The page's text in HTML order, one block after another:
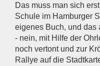
Das muss man sich
Schule im Hamburger
eigenes Buch, und das
- nein, mit Hilfe der
noch vertont und zur
Rallye auf die